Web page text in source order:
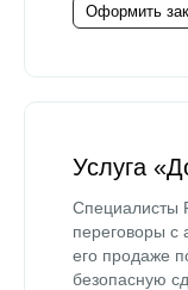
Оформить
Услуга
Специалисты
переговоры с
его продаже
безопасную